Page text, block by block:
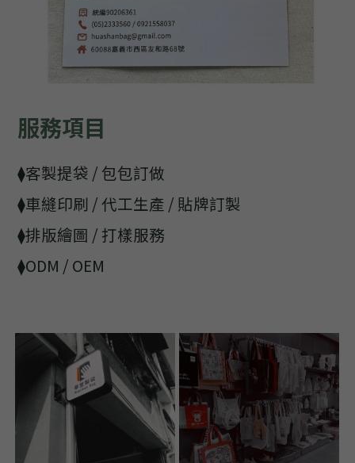
服務項目
⧫客製提袋 / 包包訂做
⧫車縫印刷 / 代工生產 / 貼牌訂製
⧫排版繪圖 / 打樣服務
⧫ODM / OEM